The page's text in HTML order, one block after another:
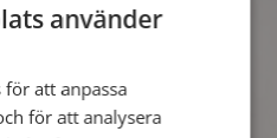
profil med kuriosa och
du är medlem på
använder
för att anpassa
för att analysera